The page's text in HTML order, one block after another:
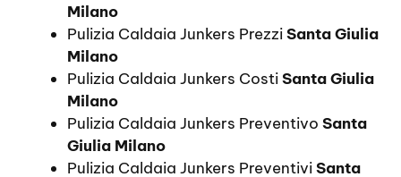
Milano
Pulizia Caldaia Junkers PrezziSanta Giulia
Milano
Pulizia Caldaia Junkers CostiSanta Giulia
Milano
Pulizia Caldaia Junkers Preventivo Santa
Giulia Milano
Pulizia Caldaia Junkers PreventiviSanta